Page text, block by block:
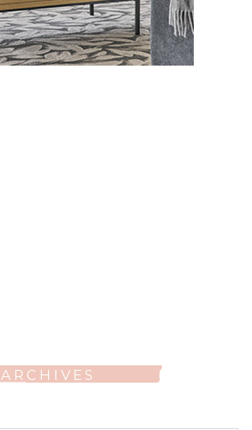
ARCHIVES